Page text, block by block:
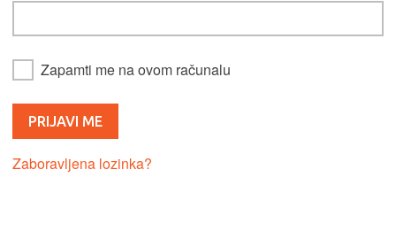
Zapamti me na ovom računalu
Zaboravljena lozinka?